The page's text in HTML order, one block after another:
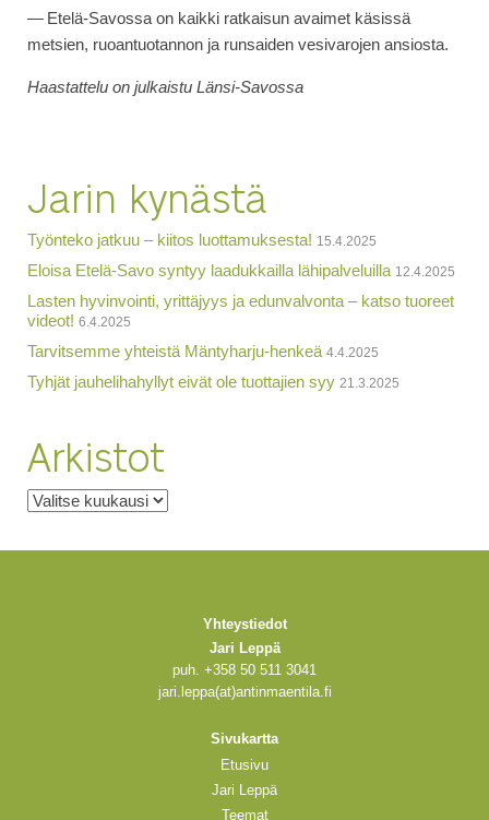
— Etelä-Savossa on kaikki ratkaisun avaimet käsissä
metsien, ruoantuotannon ja runsaiden vesivarojen ansiosta.
Haastattelu on julkaistu Länsi-Savossa
Jarin kynästä
Työnteko jatkuu – kiitos luottamuksesta! 15.4.2025
Eloisa Etelä-Savo syntyy laadukkailla lähipalveluilla 12.4.2025
Lasten hyvinvointi, yrittäjyys ja edunvalvonta – katso tuoreet
videot! 6.4.2025
Tarvitsemme yhteistä Mäntyharju-henkeä 4.4.2025
Tyhjät jauhelihahyllyt eivät ole tuottajien syy 21.3.2025
Arkistot
Arkistot
Yhteystiedot
Jari Leppä
puh. +358 50 511 3041
jari.leppa(at)antinmaentila.fi
Sivukartta
Etusivu
Jari Leppä
Teemat